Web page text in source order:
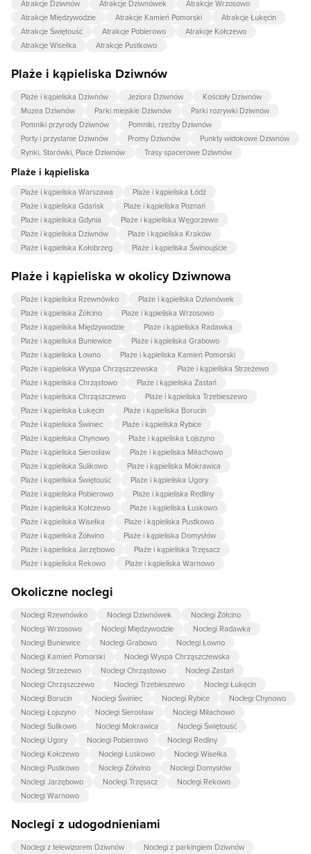
Atrakcje Dziwnów Atrakcje Dziwnówek
Atrakcje Wrzosowo
Atrakcje Międzywodzie
Atrakcje Kamień Pomorski
Atrakcje Łukęcin
Atrakcje Świętouść
Atrakcje Pobierowo
Atrakcje Kołczewo
Atrakcje Wisełka
Atrakcje Pustkowo
Plaże i kąpieliska Dziwnów
Plaże i kąpieliska Dziwnów Jeziora Dziwnów
Kościoły Dziwnów
Muzea Dziwnów
Parki miejskie Dziwnów
Parki rozrywki Dziwnów
Pomniki przyrody Dziwnów
Pomniki, rzeźby Dziwnów
Porty i przystanie Dziwnów
Promy Dziwnów
Punkty widokowe Dziwnów
Rynki, Starówki, Place Dziwnów
Trasy spacerowe Dziwnów
Plaże i kąpieliska
Plaże i kąpieliska Warszawa
Plaże i kąpieliska Łódź
Plaże i kąpieliska Gdańsk
Plaże i kąpieliska Poznań
Plaże i kąpieliska Gdynia
Plaże i kąpieliska Węgorzewo
Plaże i kąpieliska Dziwnów
Plaże i kąpieliska Kraków
Plaże i kąpieliska Kołobrzeg
Plaże i kąpieliska Świnoujście
Plaże i kąpieliska w okolicy Dziwnowa
Plaże i kąpieliska Rzewnówko
Plaże i kąpieliska Dziwnówek
Plaże i kąpieliska Żółcino
Plaże i kąpieliska Wrzosowo
Plaże i kąpieliska Międzywodzie
Plaże i kąpieliska Radawka
Plaże i kąpieliska Buniewice
Plaże i kąpieliska Grabowo
Plaże i kąpieliska Łowno
Plaże i kąpieliska Kamień Pomorski
Plaże i kąpieliska Wyspa Chrząszczewska
Plaże i kąpieliska Strzeżewo
Plaże i kąpieliska Chrząstowo
Plaże i kąpieliska Zastań
Plaże i kąpieliska Chrząszczewo
Plaże i kąpieliska Trzebieszewo
Plaże i kąpieliska Łukęcin
Plaże i kąpieliska Borucin
Plaże i kąpieliska Świniec
Plaże i kąpieliska Rybice
Plaże i kąpieliska Chynowo
Plaże i kąpieliska Łojszyno
Plaże i kąpieliska Sierosław
Plaże i kąpieliska Miłachowo
Plaże i kąpieliska Sulikowo
Plaże i kąpieliska Mokrawica
Plaże i kąpieliska Świętouść
Plaże i kąpieliska Ugory
Plaże i kąpieliska Pobierowo
Plaże i kąpieliska Redliny
Plaże i kąpieliska Kołczewo
Plaże i kąpieliska Łuskowo
Plaże i kąpieliska Wisełka
Plaże i kąpieliska Pustkowo
Plaże i kąpieliska Żółwino
Plaże i kąpieliska Domysłów
Plaże i kąpieliska Jarzębowo
Plaże i kąpieliska Trzęsacz
Plaże i kąpieliska Rekowo
Plaże i kąpieliska Warnowo
Okoliczne noclegi
Noclegi Rzewnówko Noclegi Dziwnówek
Noclegi Żółcino
Noclegi Wrzosowo
Noclegi Międzywodzie
Noclegi Radawka
Noclegi Buniewice
Noclegi Grabowo
Noclegi Łowno
Noclegi Kamień Pomorski
Noclegi Wyspa Chrząszczewska
Noclegi Strzeżewo
Noclegi Chrząstowo
Noclegi Zastań
Noclegi Chrząszczewo
Noclegi Trzebieszewo
Noclegi Łukęcin
Noclegi Borucin
Noclegi Świniec Noclegi Rybice
Noclegi Chynowo
Noclegi Łojszyno
Noclegi Sierosław
Noclegi Miłachowo
Noclegi Sulikowo
Noclegi Mokrawica
Noclegi Świętouść
Noclegi Ugory
Noclegi Pobierowo
Noclegi Redliny
Noclegi Kołczewo
Noclegi Łuskowo
Noclegi Wisełka
Noclegi Pustkowo
Noclegi Żółwino
Noclegi Domysłów
Noclegi Jarzębowo
Noclegi Trzęsacz
Noclegi Rekowo
Noclegi Warnowo
Noclegi z udogodnieniami
Noclegi z telewizorem Dziwnów
Noclegi z parkingiem Dziwnów